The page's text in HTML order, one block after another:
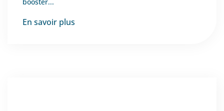
En savoir plus